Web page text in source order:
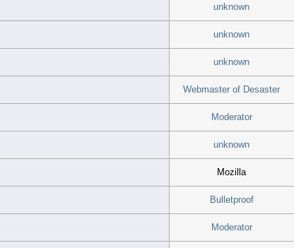
unknown
unknown
unknown
Webmaster of Desaster
Moderator
unknown
Mozilla
Bulletproof
Moderator